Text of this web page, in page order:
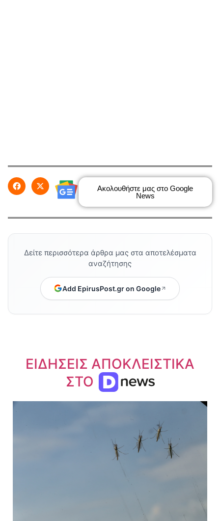
Ακολουθήστε μας στο Google
News
Δείτε περισσότερα άρθρα μας στα αποτελέσματα
αναζήτησης
Add EpirusPost.gr on Google
ΕΙΔΗΣΕΙΣ ΑΠΟΚΛΕΙΣΤΙΚΑ
ΣΤΟ